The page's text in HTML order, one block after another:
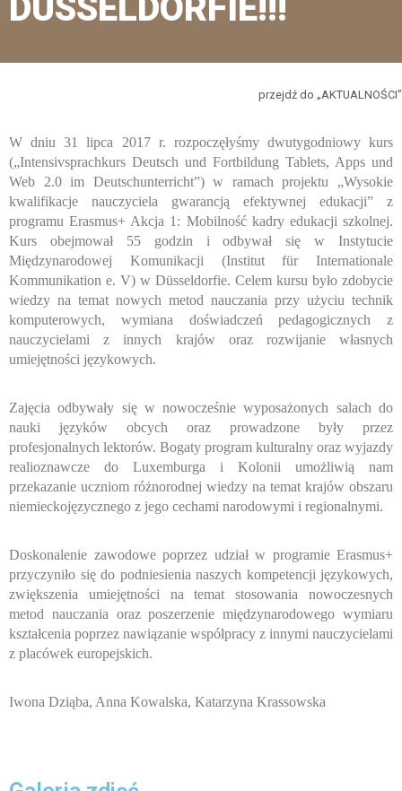
DÜSSELDORFIE!!!
przejdź do „AKTUALNOŚCI”
W dniu 31 lipca 2017 r. rozpoczęłyśmy dwutygodniowy kurs
(„Intensivsprachkurs Deutsch und Fortbildung Tablets, Apps und
Web 2.0 im Deutschunterricht”) w ramach projektu „Wysokie
kwalifikacje nauczyciela gwarancją efektywnej edukacji” z
programu Erasmus+ Akcja 1: Mobilność kadry edukacji szkolnej.
Kurs obejmował 55 godzin i odbywał się w Instytucie
Międzynarodowej Komunikacji (Institut für Internationale
Kommunikation e. V) w Düsseldorfie. Celem kursu było zdobycie
wiedzy na temat nowych metod nauczania przy użyciu technik
komputerowych, wymiana doświadczeń pedagogicznych z
nauczycielami z innych krajów oraz rozwijanie własnych
umiejętności językowych.
Zajęcia odbywały się w nowocześnie wyposażonych salach do
nauki języków obcych oraz prowadzone były przez
profesjonalnych lektorów. Bogaty program kulturalny oraz wyjazdy
realioznawcze do Luxemburga i Kolonii umożliwią nam
przekazanie uczniom różnorodnej wiedzy na temat krajów obszaru
niemieckojęzycznego z jego cechami narodowymi i regionalnymi.
Doskonalenie zawodowe poprzez udział w programie Erasmus+
przyczyniło się do podniesienia naszych kompetencji językowych,
zwiększenia umiejętności na temat stosowania nowoczesnych
metod nauczania oraz poszerzenie międzynarodowego wymiaru
kształcenia poprzez nawiązanie współpracy z innymi nauczycielami
z placówek europejskich.
Iwona Dziąba, Anna Kowalska, Katarzyna Krassowska